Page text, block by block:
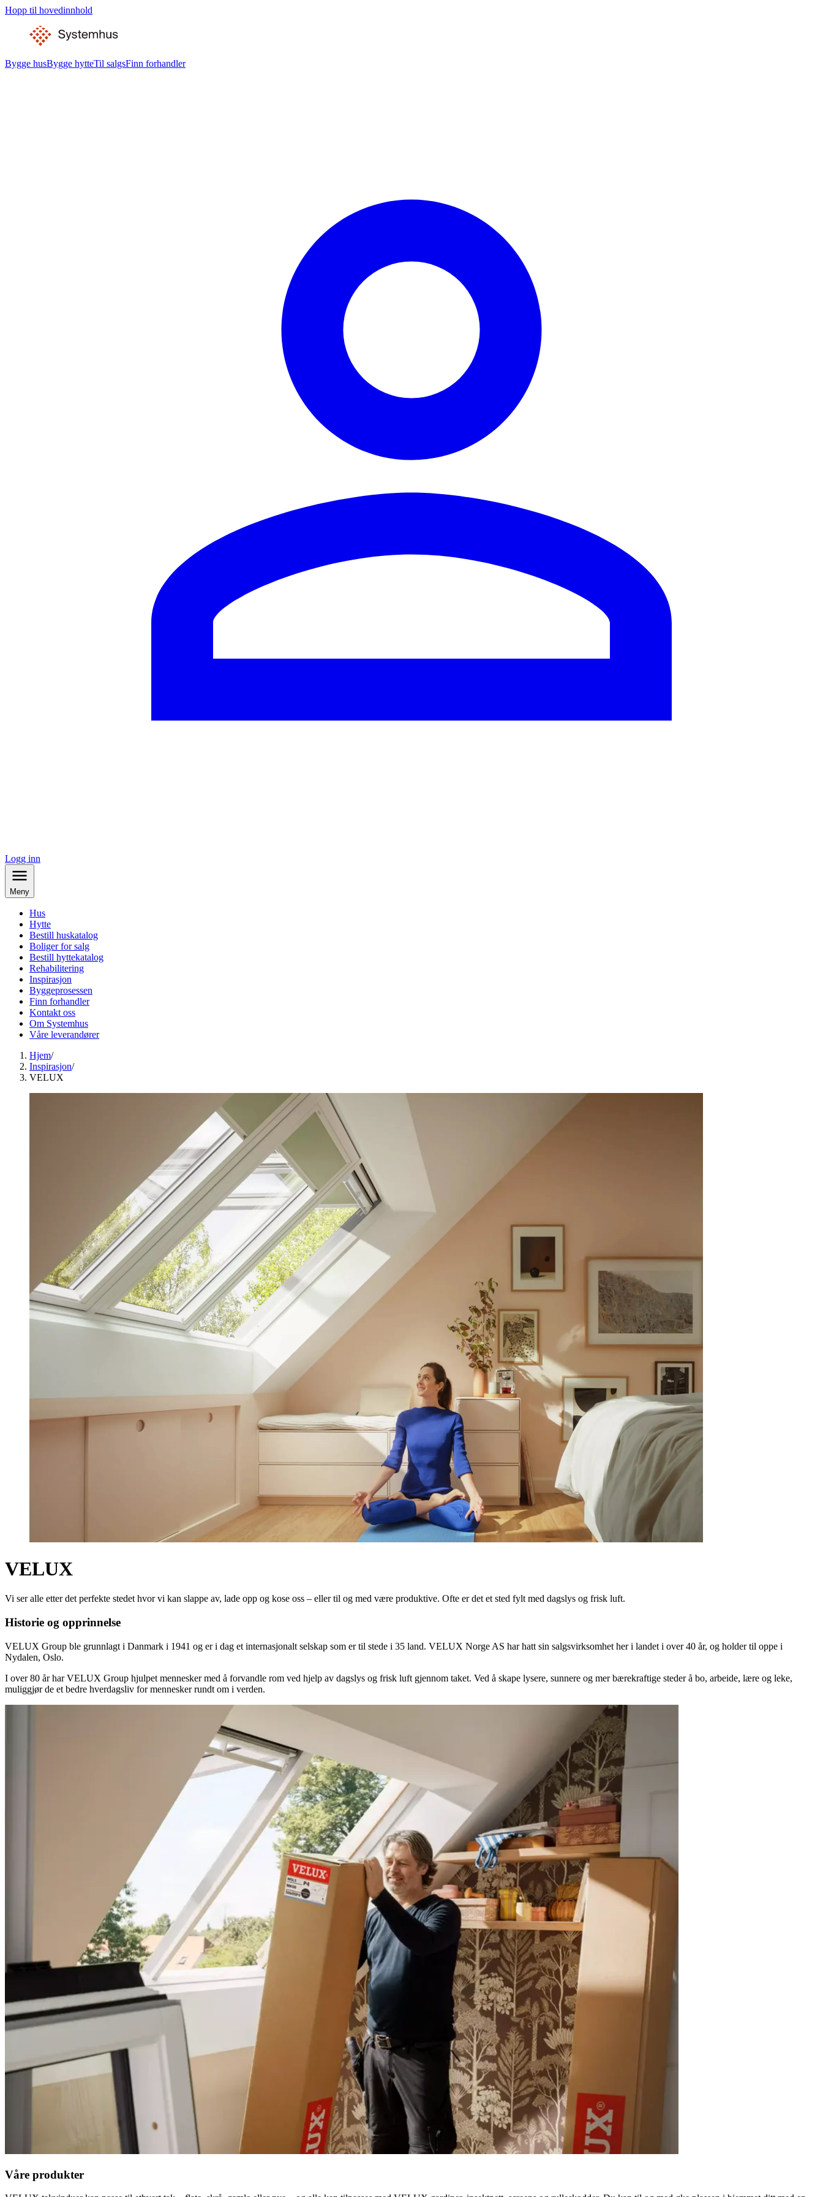
Hopp til hovedinnhold
Bygge husBygge hytteTil salgsFinn forhandler
Logg inn
Meny
Hus
Hytte
Bestill huskatalog
Boliger for salg
Bestill hyttekatalog
Rehabilitering
Inspirasjon
Byggeprosessen
Finn forhandler
Kontakt oss
Om Systemhus
Våre leverandører
Hjem/
Inspirasjon/
VELUX
VELUX
Vi ser alle etter det perfekte stedet hvor vi kan slappe av, lade opp og kose oss – eller til og med være produktive. Ofte er det et sted fylt med dagslys og frisk luft.
Historie og opprinnelse
VELUX Group ble grunnlagt i Danmark i 1941 og er i dag et internasjonalt selskap som er til stede i 35 land. VELUX Norge AS har hatt sin salgsvirksomhet her i landet i over 40 år, og holder til oppe i
Nydalen, Oslo.
I over 80 år har VELUX Group hjulpet mennesker med å forvandle rom ved hjelp av dagslys og frisk luft gjennom taket. Ved å skape lysere, sunnere og mer bærekraftige steder å bo, arbeide, lære og leke,
muliggjør de et bedre hverdagsliv for mennesker rundt om i verden.
Våre produkter